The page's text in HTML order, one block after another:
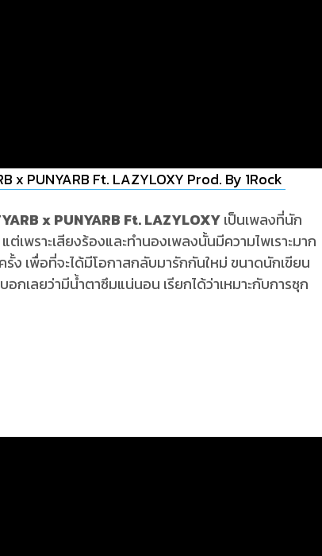
x PUNYARB Ft. LAZYLOXY Prod. By 1Rock
x PUNYARB Ft. LAZYLOXYเป็นเพลงที่นัก
เพราะเสียงร้องและทำนองเพลงนั้นมีความไพเราะมาก
ง เพื่อที่จะได้มีโอกาสกลับมารักกันใหม่ ขนาดนักเขียน
กเลยว่ามีน้ำตาซึมแน่นอน เรียกได้ว่าเหมาะกับการซุก